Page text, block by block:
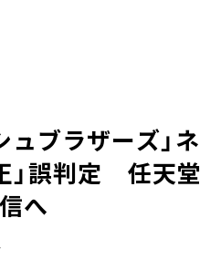
ュブラザーズ」ネ
」誤判定 任天堂
へ